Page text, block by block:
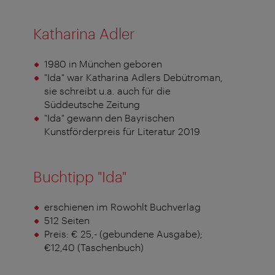
Katharina Adler
1980 in München geboren
"Ida" war Katharina Adlers Debütroman,
sie schreibt u.a. auch für die
Süddeutsche Zeitung
"Ida" gewann den Bayrischen
Kunstförderpreis für Literatur 2019
Buchtipp "Ida"
erschienen im Rowohlt Buchverlag
512 Seiten
Preis: € 25,- (gebundene Ausgabe);
€12,40 (Taschenbuch)